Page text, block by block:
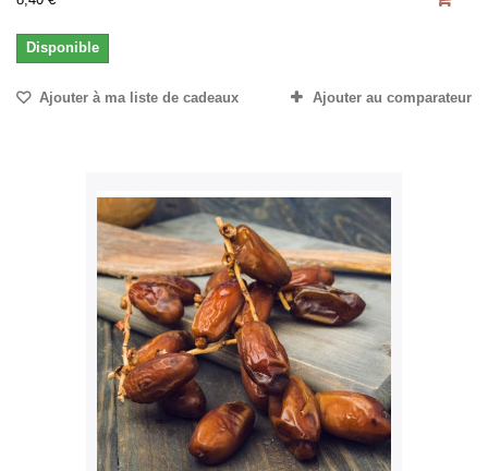
Disponible
Ajouter à ma liste de cadeaux Ajouter au comparateur